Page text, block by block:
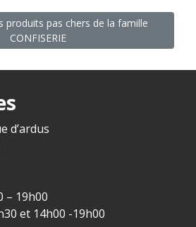
produits pas chers de la famille
CONFISERIE
d’ardus
– 19h00
et 14h00 -19h00